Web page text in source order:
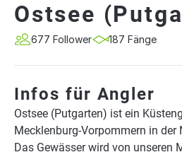
Ostsee
677 Follower 187 Fänge
Infos für Angler
Ostsee (Putgarten) ist ein
Mecklenburg-Vorpommern in der
Das Gewässer wird von unseren